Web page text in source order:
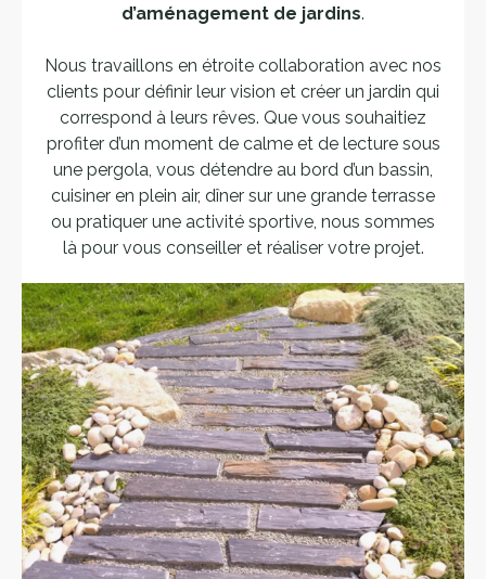
d’aménagement de jardins.
Nous travaillons en étroite collaboration avec nos
clients pour définir leur vision et créer un jardin qui
correspond à leurs rêves. Que vous souhaitiez
profiter d’un moment de calme et de lecture sous
une pergola, vous détendre au bord d’un bassin,
cuisiner en plein air, dîner sur une grande terrasse
ou pratiquer une activité sportive, nous sommes
là pour vous conseiller et réaliser votre projet.